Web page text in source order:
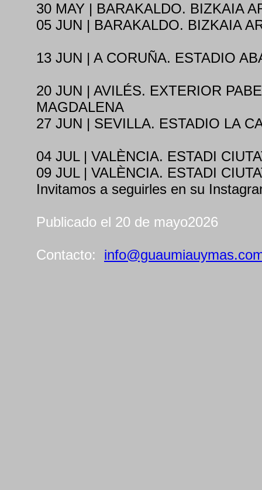
30 MAY | BARAKALDO. BIZKAIA
05 JUN | BARAKALDO. BIZKAIA
13 JUN | A CORUÑA. ESTADIO
20 JUN | AVILÉS. EXTERIOR
MAGDALENA
27 JUN | SEVILLA. ESTADIO LA
04 JUL | VALÈNCIA. ESTADI
09 JUL | VALÈNCIA. ESTADI
Invitamos a seguirles en su
Publicado el 20 de mayo2026
Contacto: